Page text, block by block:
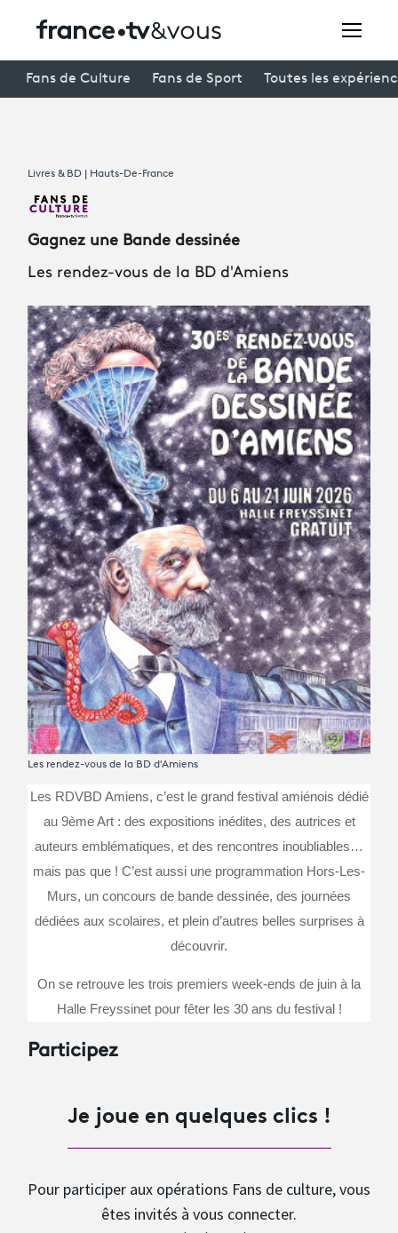
connexion
Avantages fidélité
À la une
Productions et innovation
Programme tv
Fans de Culture Fans de Sport Toutes les
Livres & BD | Hauts-De-France
Gagnez une Bande dessinée
Les rendez-vous de la BD d'Amiens
Les rendez-vous de la BD d'Amiens
Les RDVBD Amiens, c’est le grand festival amiénois dédié
au 9ème Art : des expositions inédites, des autrices et
auteurs emblématiques, et des rencontres inoubliables…
mais pas que ! C’est aussi une programmation Hors-Les-
Murs, un concours de bande dessinée, des journées
dédiées aux scolaires, et plein d’autres belles surprises à
découvrir.
On se retrouve les trois premiers week-ends de juin à la
Halle Freyssinet pour fêter les 30 ans du festival !
Participez
Je joue en quelques clics !
Pour participer aux opérations Fans de culture, vous
êtes invités à vous connecter.